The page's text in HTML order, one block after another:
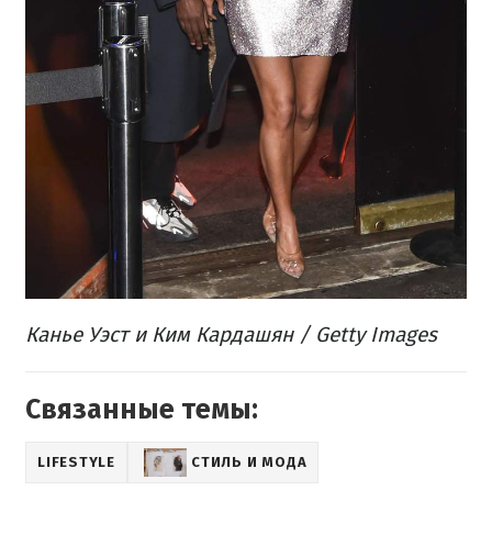
Канье Уэст и Ким Кардашян​ / Getty Images
Связанные темы:
LIFESTYLE СТИЛЬ И МОДА